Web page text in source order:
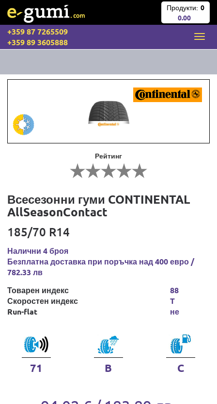
Продукти: 0
0.00
+359 87 7265509
+359 89 3605888
Рейтинг
Всесезонни гуми CONTINENTAL
AllSeasonContact
185/70 R14
Налични 4 броя
Безплатна доставка при поръчка над 400 евро /
782.33 лв
Товарен индекс
Скоростен индекс
Run-flat
88
T
не
71 B C